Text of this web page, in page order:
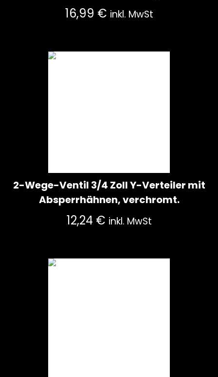
16,99 € inkl. MwSt
2-Wege-Ventil 3/4 Zoll Y-Verteiler mit
Absperrhähnen, verchromt.
12,24 € inkl. MwSt